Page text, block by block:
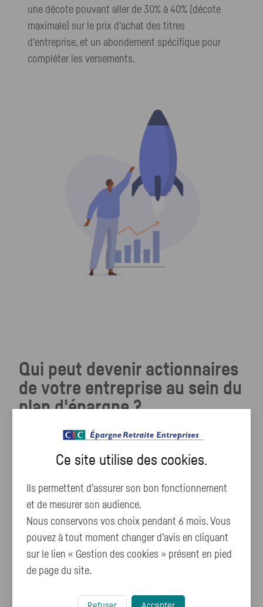
une décote pouvant aller de 30% à 40% (décote
maximale) sur le prix d'achat des titres
d'entreprise, et un abondement spécifique pour
compléter les versements.
Qui peut devenir actionnaires
de votre entreprise au sein du
plan d'épargne ?
Tous les salariés titulaires d'un contrat de travail.
Une condition d’ancienneté maximum de 3 mois
Les dirigeants (chefs d'entreprises, mandataires
sociaux...), ainsi que le conjoint collaborateur et
conjoint associé peuvent également en bénéficier
lorsque l'entreprise compte moins de 250 salariés.
De façon facultative, les salariés partis en retraite
leurs plans d'épargne entreprise.
Ce site utilise des cookies.
Ils permettent d’assurer son bon fonctionnement
et de mesurer son audience.
Nous conservons vos choix pendant 6 mois. Vous
pouvez à tout moment changer d’avis en cliquant
sur le lien « Gestion des cookies » présent en pied
de page du site.